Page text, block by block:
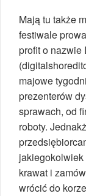
Mają tu także
festiwale
profit o nazwie
majowe
prezenterów
sprawach, od
roboty.
krawat i
wrócić do